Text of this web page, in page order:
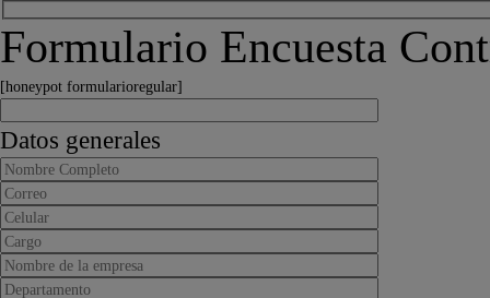
Formulario Encuesta
[honeypot formularioregular]
Datos generales